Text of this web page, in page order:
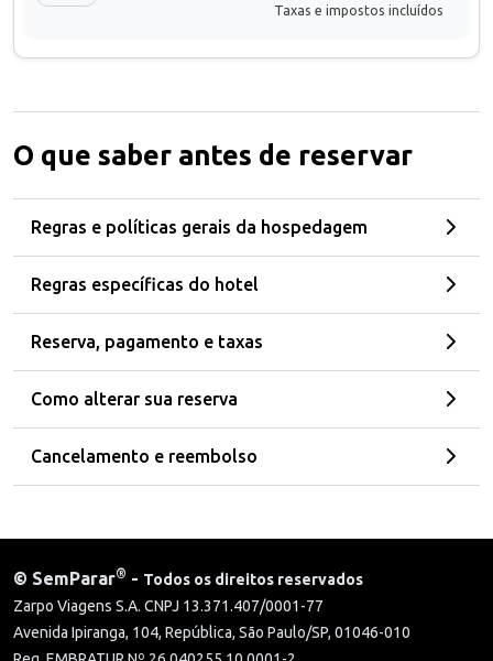
Taxas e impostos incluídos
O que saber antes de reservar
Regras e políticas gerais da hospedagem
Regras específicas do hotel
Reserva, pagamento e taxas
Como alterar sua reserva
Cancelamento e reembolso
© SemParar® - Todos os direitos reservados
Zarpo Viagens S.A. CNPJ 13.371.407/0001-77
Avenida Ipiranga, 104, República, São Paulo/SP, 01046-010